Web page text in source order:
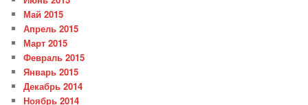
Май 2015
Апрель 2015
Март 2015
Февраль 2015
Январь 2015
Декабрь 2014
Ноябрь 2014